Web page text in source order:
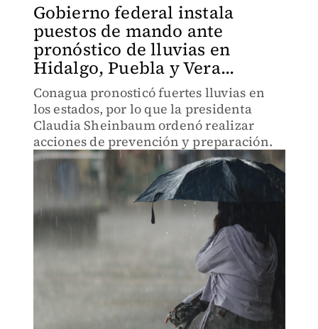
Gobierno federal instala
puestos de mando ante
pronóstico de lluvias en
Hidalgo, Puebla y Vera...
Conagua pronosticó fuertes lluvias en
los estados, por lo que la presidenta
Claudia Sheinbaum ordenó realizar
acciones de prevención y preparación.